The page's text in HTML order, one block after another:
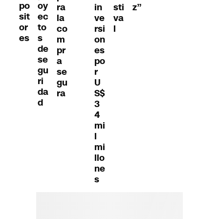
po
sit
or
es
oy
ec
to
s
de
se
gu
ri
da
d
ra
la
co
m
pr
a
se
gu
ra
in
ve
rsi
on
es
po
r
U
S$
3
4
mi
l
mi
llo
ne
s
sti
va
l
z”